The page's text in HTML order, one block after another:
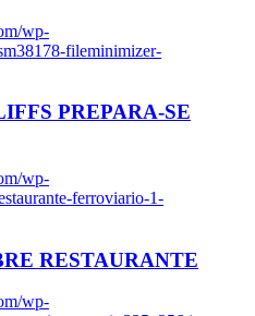
wp-
fileminimizer-
PREPARA-SE
wp-
ferroviario-1-
RESTAURANTE
wp-